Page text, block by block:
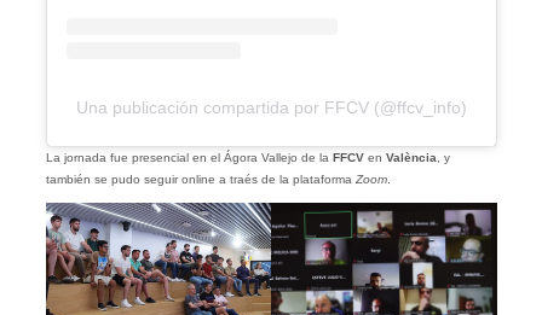
Una publicación compartida por FFCV (@ffcv_info)
La jornada fue presencial en el Ágora Vallejo de la FFCVen València , y
también se pudo seguir online a traés de la plataforma Zoom.